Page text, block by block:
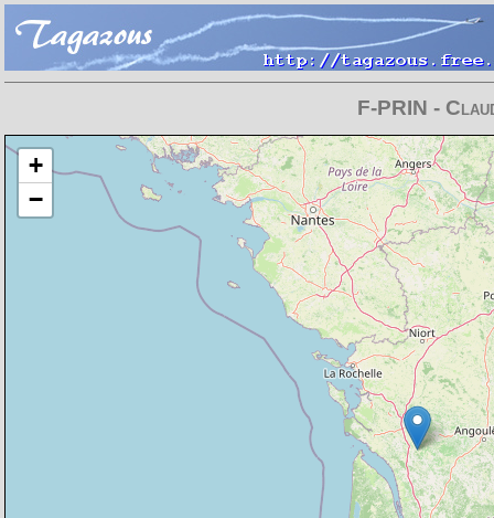
F-PRIN -
Chargement de la carte en cours
+
−